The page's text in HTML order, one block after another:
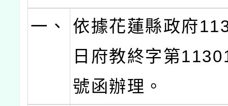
一、
依據花蓮縣政府
日府教終字第
號函辦理。